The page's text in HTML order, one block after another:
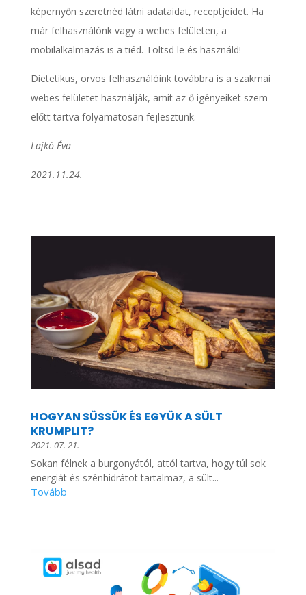
képernyőn szeretnéd látni adataidat, receptjeidet. Ha
már felhasználónk vagy a webes felületen, a
mobilalkalmazás is a tiéd. Töltsd le és használd!
Dietetikus, orvos felhasználóink továbbra is a szakmai
webes felületet használják, amit az ő igényeiket szem
előtt tartva folyamatosan fejlesztünk.
Lajkó Éva
2021.11.24.
HOGYAN SÜSSÜK ÉS EGYÜK A SÜLT
KRUMPLIT?
2021. 07. 21.
Sokan félnek a burgonyától, attól tartva, hogy túl sok
energiát és szénhidrátot tartalmaz, a sült...